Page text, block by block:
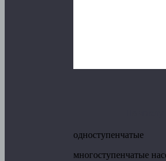
одноступенчатые
многоступенчатые